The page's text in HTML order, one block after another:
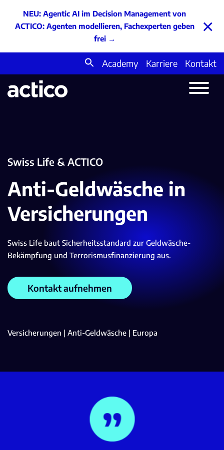
NEU: Agentic AI im Decision Management von
ACTICO: Agenten modellieren, Fachexperten geben
frei→
×
Search
for:
Academy Karriere Kontakt
Swiss Life & ACTICO
Anti-Geldwäsche in
Versicherungen
Swiss Life baut Sicherheitsstandard zur Geldwäsche-
Bekämpfung und Terrorismusfinanzierung aus.
Kontakt aufnehmen
Versicherungen | Anti-Geldwäsche | Europa